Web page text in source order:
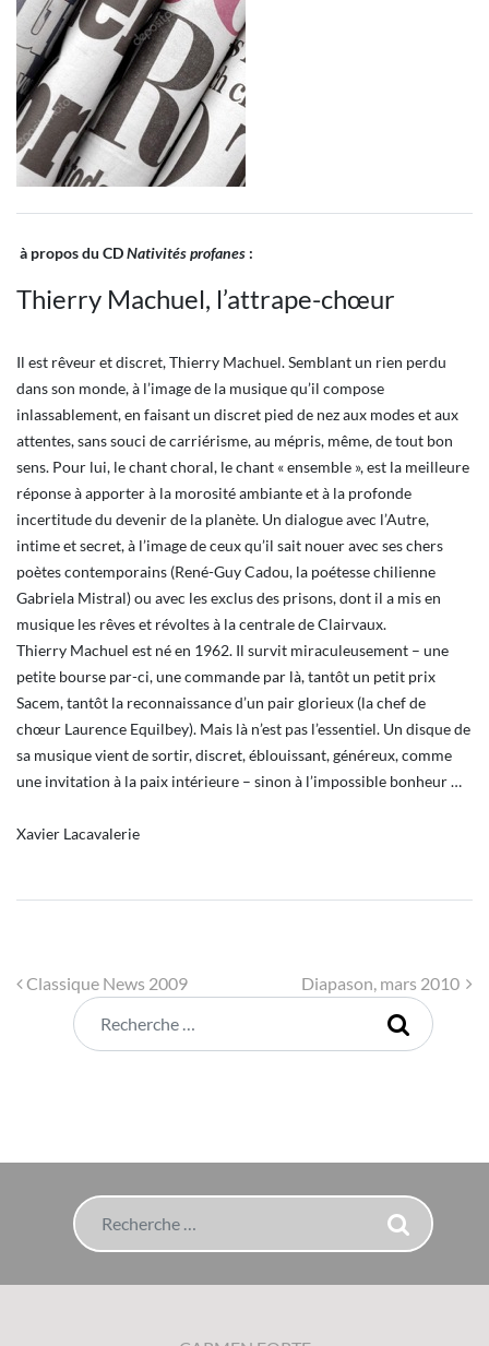
à propos du CDNativités profanes :
Thierry Machuel, l’attrape-chœur
Il est rêveur et discret, Thierry Machuel. Semblant un rien perdu
dans son monde, à l’image de la musique qu’il compose
inlassablement, en faisant un discret pied de nez aux modes et aux
attentes, sans souci de carriérisme, au mépris, même, de tout bon
sens. Pour lui, le chant choral, le chant « ensemble », est la meilleure
réponse à apporter à la morosité ambiante et à la profonde
incertitude du devenir de la planète. Un dialogue avec l’Autre,
intime et secret, à l’image de ceux qu’il sait nouer avec ses chers
poètes contemporains (René-Guy Cadou, la poétesse chilienne
Gabriela Mistral) ou avec les exclus des prisons, dont il a mis en
musique les rêves et révoltes à la centrale de Clairvaux.
Thierry Machuel est né en 1962. Il survit miraculeusement – une
petite bourse par-ci, une commande par là, tantôt un petit prix
Sacem, tantôt la reconnaissance d’un pair glorieux (la chef de
chœur Laurence Equilbey). Mais là n’est pas l’essentiel. Un disque de
sa musique vient de sortir, discret, éblouissant, généreux, comme
une invitation à la paix intérieure – sinon à l’impossible bonheur …
Xavier Lacavalerie
Navigation
Classique News 2009
Diapason, mars 2010
Rechercher
Rechercher